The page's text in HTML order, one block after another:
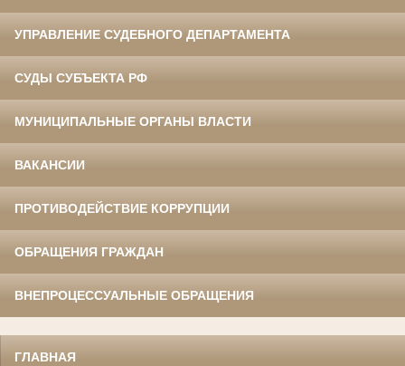
УПРАВЛЕНИЕ СУДЕБНОГО ДЕПАРТАМЕНТА
СУДЫ СУБЪЕКТА РФ
МУНИЦИПАЛЬНЫЕ ОРГАНЫ ВЛАСТИ
ВАКАНСИИ
ПРОТИВОДЕЙСТВИЕ КОРРУПЦИИ
ОБРАЩЕНИЯ ГРАЖДАН
ВНЕПРОЦЕССУАЛЬНЫЕ ОБРАЩЕНИЯ
ГЛАВНАЯ